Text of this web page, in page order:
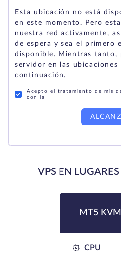
Esta ubicación no está
en este momento. Pero
nuestra red activamente,
de espera y sea el primero
disponible. Mientras tanto,
servidor en las ubicaciones
continuación.
Acepto el tratamiento de mis
con la
VPS EN
MT5
CPU